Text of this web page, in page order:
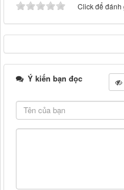
Click để đánh
Ý kiến bạn đọc